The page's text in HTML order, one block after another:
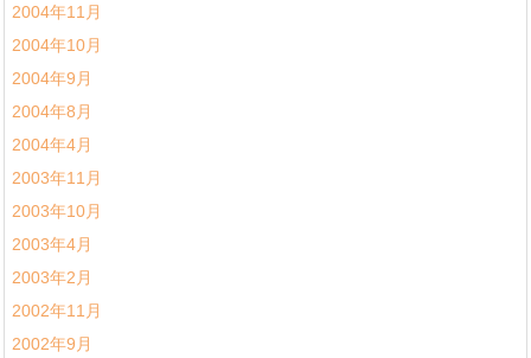
2004年11月
2004年10月
2004年9月
2004年8月
2004年4月
2003年11月
2003年10月
2003年4月
2003年2月
2002年11月
2002年9月